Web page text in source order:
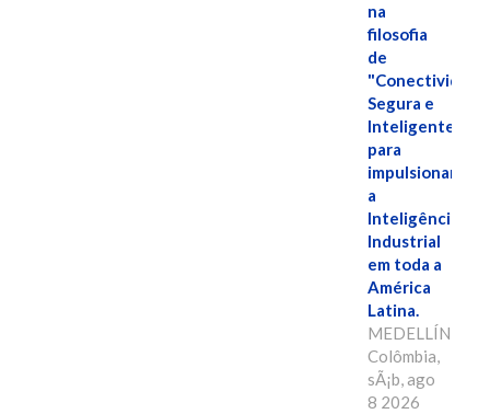
na
filosofia
de
"Conectividade
Segura e
Inteligente"
para
impulsionar
a
Inteligência
Industrial
em toda a
América
Latina.
MEDELLÍN,
Colômbia,
sÃ¡b, ago
8 2026